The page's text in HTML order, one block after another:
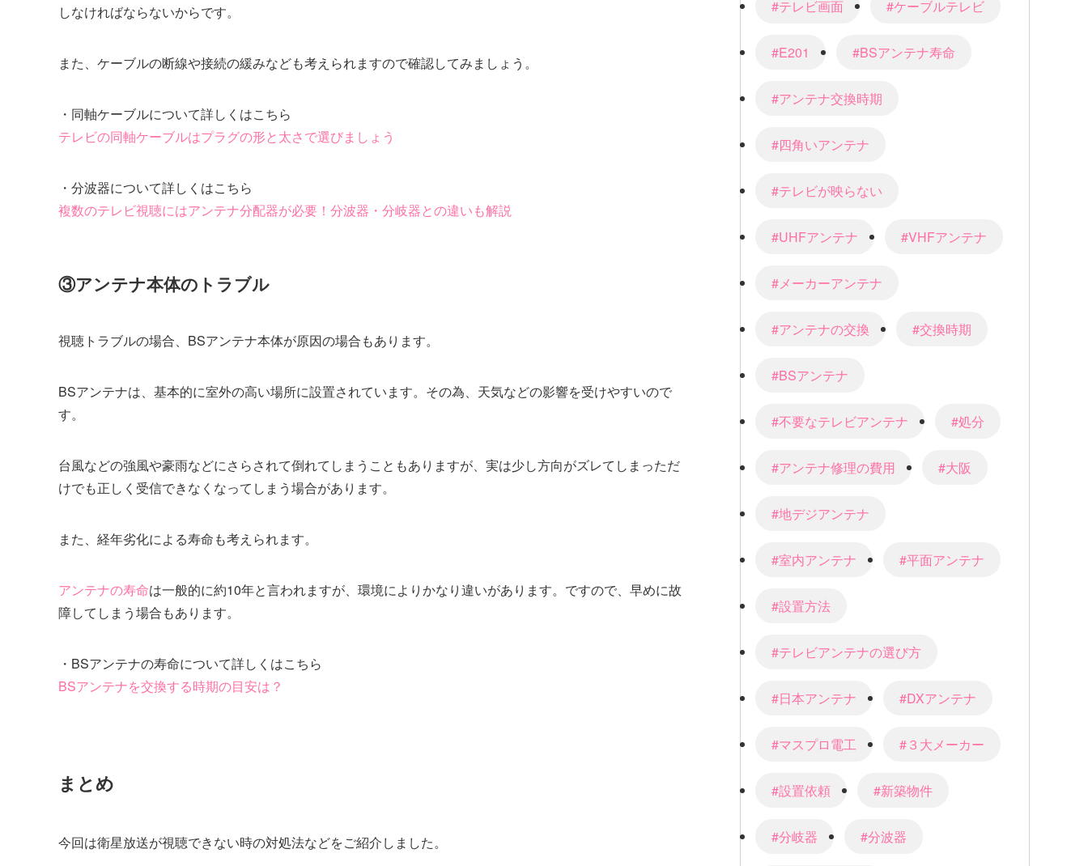
しなければならないからです。
また、ケーブルの断線や接続の緩みなども考えられますので確認してみましょう。
・同軸ケーブルについて詳しくはこちら
テレビの同軸ケーブルはプラグの形と太さで選びましょう
・分波器について詳しくはこちら
複数のテレビ視聴にはアンテナ分配器が必要！分波器・分岐器との違いも解説
③アンテナ本体のトラブル
視聴トラブルの場合、BSアンテナ本体が原因の場合もあります。
BSアンテナは、基本的に室外の高い場所に設置されています。その為、天気などの影響を受けやすいので
す。
台風などの強風や豪雨などにさらされて倒れてしまうこともありますが、実は少し方向がズレてしまっただ
けでも正しく受信できなくなってしまう場合があります。
また、経年劣化による寿命も考えられます。
アンテナの寿命は一般的に約10年と言われますが、環境によりかなり違いがあります。ですので、早めに故
障してしまう場合もあります。
・BSアンテナの寿命について詳しくはこちら
BSアンテナを交換する時期の目安は？
まとめ
今回は衛星放送が視聴できない時の対処法などをご紹介しました。
#テレビ画面 #ケーブルテレビ
#E201 #BSアンテナ寿命
#アンテナ交換時期
#四角いアンテナ
#テレビが映らない
#UHFアンテナ #VHFアンテナ
#メーカーアンテナ
#アンテナの交換 #交換時期
#BSアンテナ
#不要なテレビアンテナ #処分
#アンテナ修理の費用 #大阪
#地デジアンテナ
#室内アンテナ #平面アンテナ
#設置方法
#テレビアンテナの選び方
#日本アンテナ #DXアンテナ
#マスプロ電工 #３大メーカー
#設置依頼 #新築物件
#分岐器 #分波器